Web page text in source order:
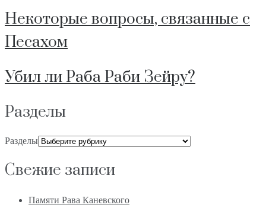
Некоторые вопросы, связанные с
Песахом
Убил ли Раба Раби Зейру?
Разделы
Разделы
Свежие записи
Памяти Рава Каневского